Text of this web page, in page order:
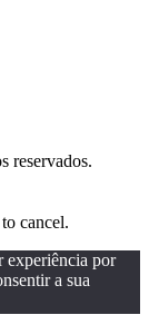
reservados.
to cancel.
experiência por
a sua